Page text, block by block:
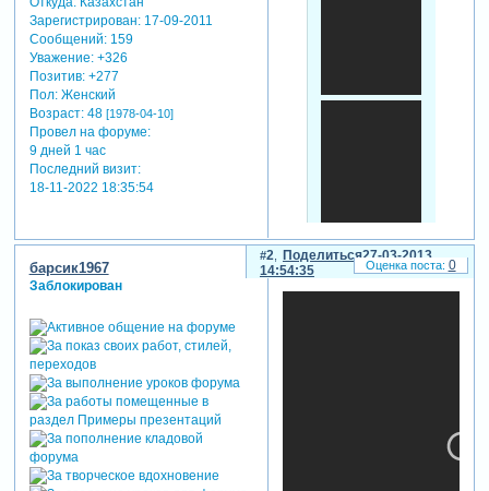
Зарегистрирован: 17-09-2011
Сообщений:159
Уважение: +326
Позитив: +277
Пол:Женский
Возраст:48 [1978-04-10]
Провел на форуме:
9 дней 1 час
Последний визит:
18-11-2022 18:35:54
Поделиться
2
27-03-2013
14:54:35
барсик1967
Заблокирован
0